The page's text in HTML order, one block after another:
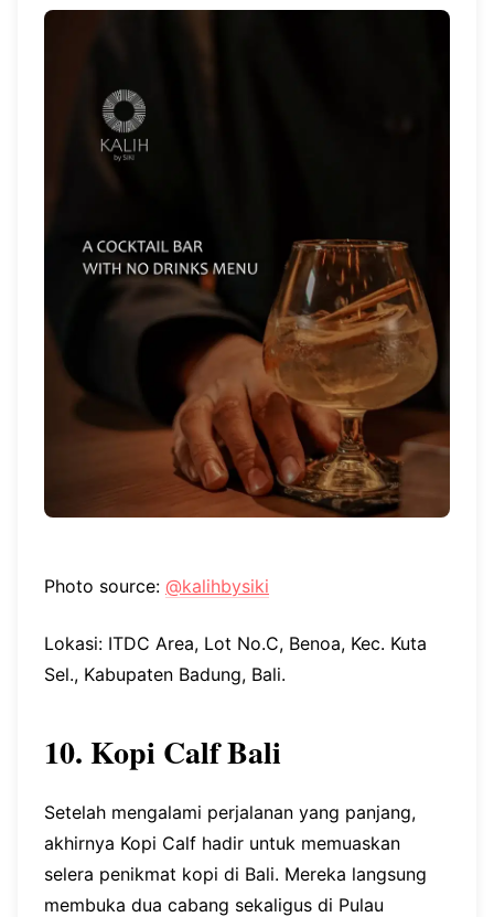
Photo source: @kalihbysiki
Lokasi: ITDC Area, Lot No.C, Benoa, Kec. Kuta
Sel., Kabupaten Badung, Bali.
10. Kopi Calf Bali
Setelah mengalami perjalanan yang panjang,
akhirnya Kopi Calf hadir untuk memuaskan
selera penikmat kopi di Bali. Mereka langsung
membuka dua cabang sekaligus di Pulau